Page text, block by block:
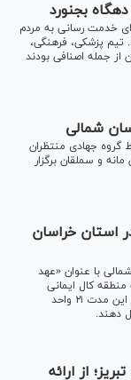
بجنورد
خدمت رسانی به مردم
تیم پزشکی، فرهنگی،
از جمله اصنافی بودند
شمالی
گروه جهادی منتظران
و سملقان برگزار
استان خراسان
شمالی با عنوان «عهد
منطقه کال ایمانی
شهرستان مانه و سملقان شروع کردند و تصمیم دارند در این مدت ۲۱ واحد
دهند.
از ارائه